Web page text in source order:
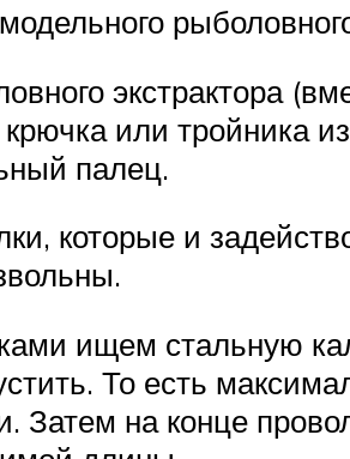
экстрактора
или тройника
палец.
которые и
ищем стальную
То есть
Затем на конце